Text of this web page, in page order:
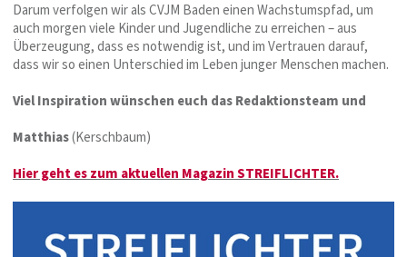
Darum verfolgen wir als CVJM Baden einen Wachstumspfad, um
auch morgen viele Kinder und Jugendliche zu erreichen – aus
Überzeugung, dass es notwendig ist, und im Vertrauen darauf,
dass wir so einen Unterschied im Leben junger Menschen machen.
Viel Inspiration wünschen euch das Redaktionsteam und
Matthias(Kerschbaum)
Hier geht es zum aktuellen Magazin STREIFLICHTER.